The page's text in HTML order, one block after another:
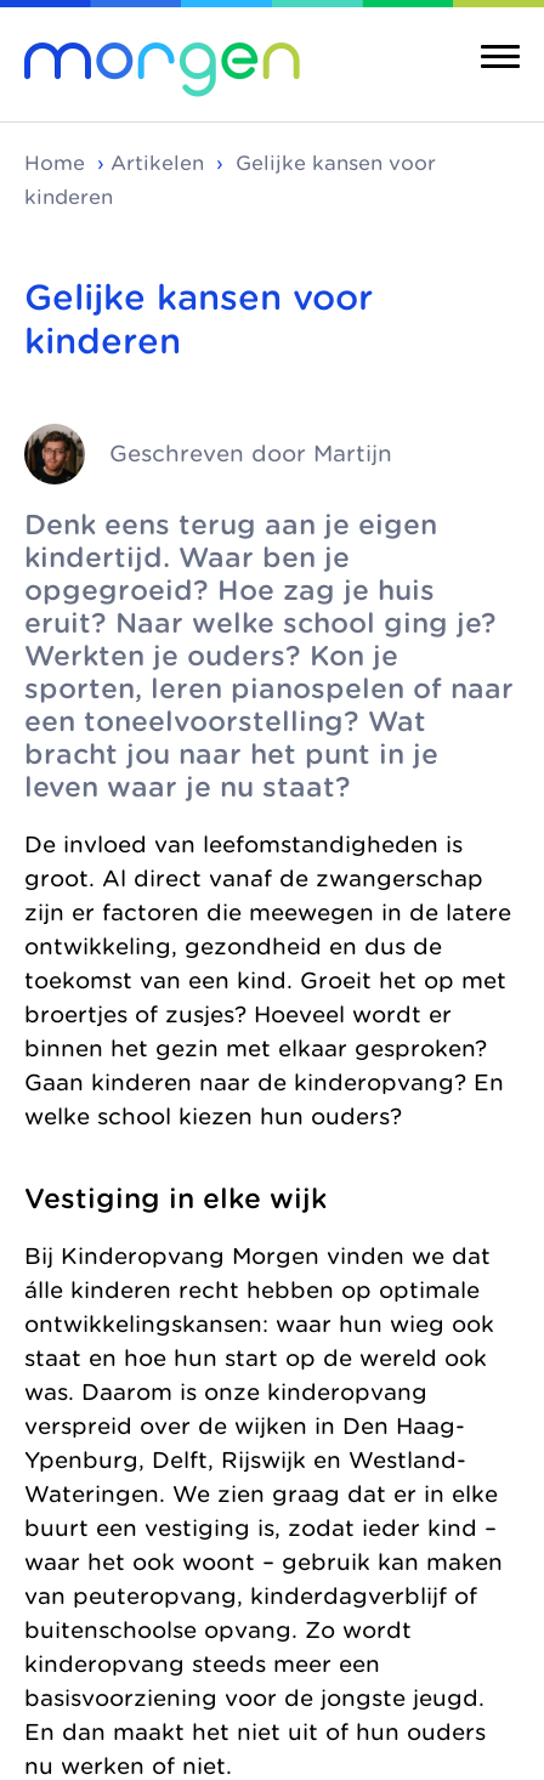
Over ons
Morgen is de
kinderopvang-
organisaties in Den
Delft. We werken
zonder
winstoogmerk,
voor de wereld van
morgen.
Pedagogische
Gezonde
Kinderopvang
Samenwerkingen
Organisatie
Jaarverslag
Merken
Morgen bestaat uit
en kindcentra, die
samen alle vormen
aanbieden.
Allemaal vanuit
één gedeelde visie.
kindcentra
Meer Morgen
Home › Artikelen ›
Gelijke kansen voor
kinderen
Gelijke kansen voor
kinderen
Geschreven door Martijn
Denk eens terug aan je eigen
kindertijd. Waar ben je
opgegroeid? Hoe zag je huis
eruit? Naar welke school ging je?
Werkten je ouders? Kon je
sporten, leren pianospelen of naar
een toneelvoorstelling? Wat
bracht jou naar het punt in je
leven waar je nu staat?
De invloed van leefomstandigheden is
groot. Al direct vanaf de zwangerschap
zijn er factoren die meewegen in de latere
ontwikkeling, gezondheid en dus de
toekomst van een kind. Groeit het op met
broertjes of zusjes? Hoeveel wordt er
binnen het gezin met elkaar gesproken?
Gaan kinderen naar de kinderopvang? En
welke school kiezen hun ouders?
Vestiging in elke wijk
Bij Kinderopvang Morgen vinden we dat
álle kinderen recht hebben op optimale
ontwikkelingskansen: waar hun wieg ook
staat en hoe hun start op de wereld ook
was. Daarom is onze kinderopvang
verspreid over de wijken in Den Haag-
Ypenburg, Delft, Rijswijk en Westland-
Wateringen. We zien graag dat er in elke
buurt een vestiging is, zodat ieder kind –
waar het ook woont – gebruik kan maken
van peuteropvang, kinderdagverblijf of
buitenschoolse opvang. Zo wordt
kinderopvang steeds meer een
basisvoorziening voor de jongste jeugd.
En dan maakt het niet uit of hun ouders
nu werken of niet.